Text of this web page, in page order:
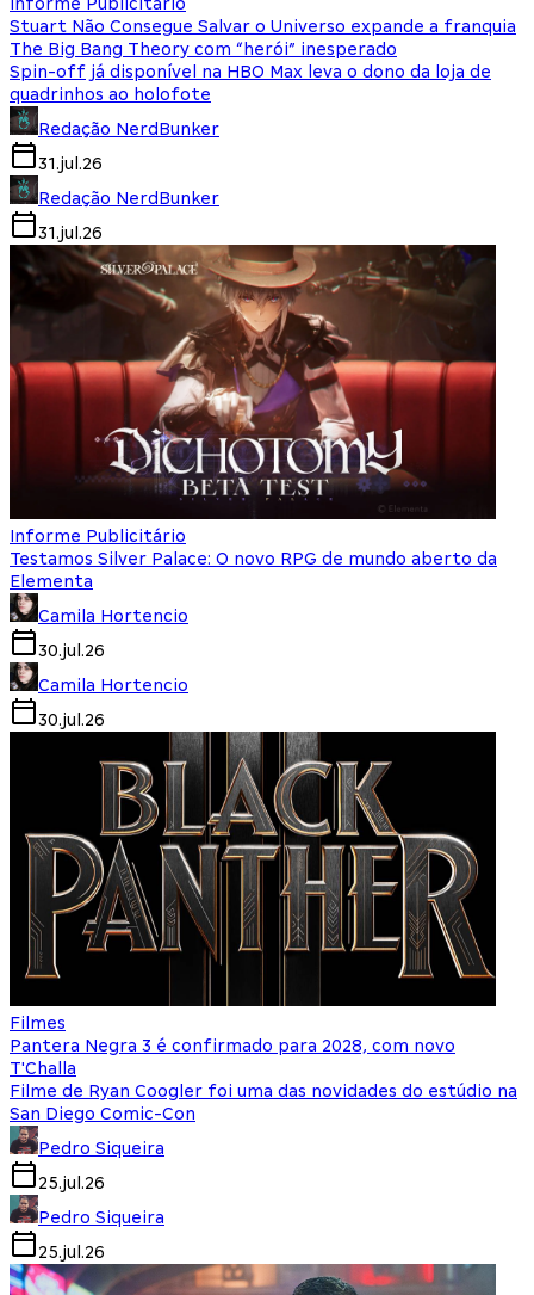
Stuart Não Consegue Salvar o Universo expande a franquia
The Big Bang Theory com “herói” inesperado
Spin-off já disponível na HBO Max leva o dono da loja de
quadrinhos ao holofote
Redação NerdBunker
31.jul.26
Redação NerdBunker
31.jul.26
Informe Publicitário
Testamos Silver Palace: O novo RPG de mundo aberto da
Elementa
Camila Hortencio
30.jul.26
Camila Hortencio
30.jul.26
Filmes
Pantera Negra 3 é confirmado para 2028, com novo
T'Challa
Filme de Ryan Coogler foi uma das novidades do estúdio na
San Diego Comic-Con
Pedro Siqueira
25.jul.26
Pedro Siqueira
25.jul.26